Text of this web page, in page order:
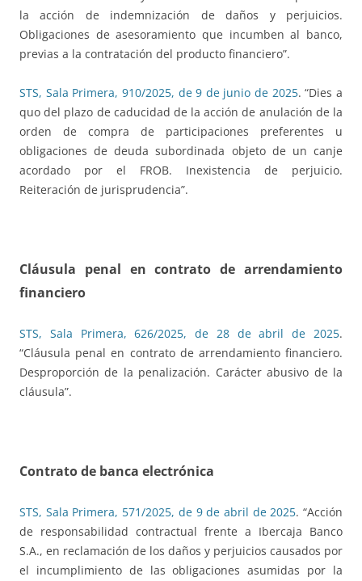
la acción de indemnización de daños y perjuicios.
Obligaciones de asesoramiento que incumben al banco,
previas a la contratación del producto financiero”.
STS, Sala Primera, 910/2025, de 9 de junio de 2025. “Dies a
quo del plazo de caducidad de la acción de anulación de la
orden de compra de participaciones preferentes u
obligaciones de deuda subordinada objeto de un canje
acordado por el FROB. Inexistencia de perjuicio.
Reiteración de jurisprudencia”.
Cláusula penal en contrato de arrendamiento
financiero
STS, Sala Primera, 626/2025, de 28 de abril de 2025.
“Cláusula penal en contrato de arrendamiento financiero.
Desproporción de la penalización. Carácter abusivo de la
cláusula”.
Contrato de banca electrónica
STS, Sala Primera, 571/2025, de 9 de abril de 2025. “Acción
de responsabilidad contractual frente a Ibercaja Banco
S.A., en reclamación de los daños y perjuicios causados por
el incumplimiento de las obligaciones asumidas por la